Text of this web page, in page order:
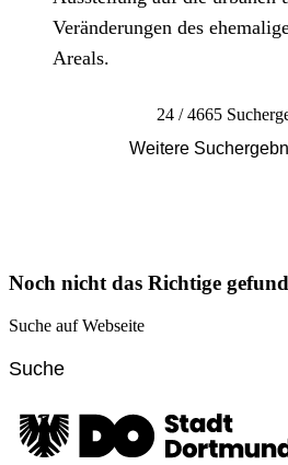
Veränderungen des
Areals.
24 / 4665
Weitere
Noch nicht das Richtige
Suche auf Webseite